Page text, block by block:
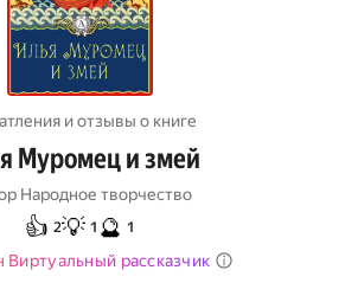
и отзывы о книге
Муромец и змей
Народное творчество
👍 2💡 1 🔮 1
Виртуальный рассказчик